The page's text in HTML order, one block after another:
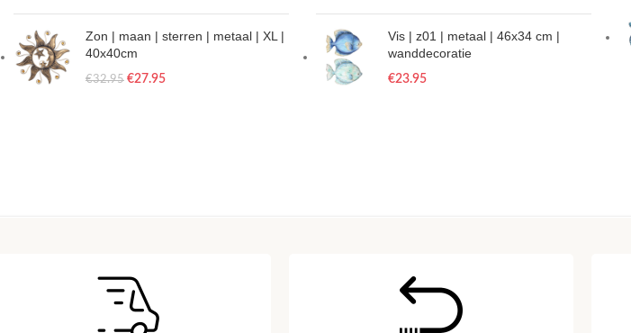
Zon | maan | sterren | metaal | XL |
40x40cm
€32.95 €27.95
Vis | z01 | metaal | 46x34 cm |
wanddecoratie
€23.95